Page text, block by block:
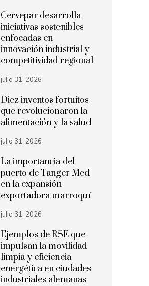
Cervepar desarrolla
iniciativas sostenibles
enfocadas en
innovación industrial y
competitividad regional
julio 31, 2026
Diez inventos fortuitos
que revolucionaron la
alimentación y la salud
julio 31, 2026
La importancia del
puerto de Tanger Med
en la expansión
exportadora marroquí
julio 31, 2026
Ejemplos de RSE que
impulsan la movilidad
limpia y eficiencia
energética en ciudades
industriales alemanas